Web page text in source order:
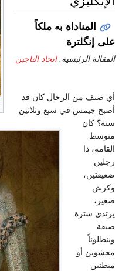
المناداة به ملكاً
على إنگلترة
المقالة الرئيسية:اتحاد التاجين
أي صنف من الرجال كان قد
أصبح جيمس في سبع وثلاثين
سنة؟ كان
متوسط
القامة، ذا
رجلين
ضعيفتين،
وكرش
صغير،
يرتدي سترة
ضيقة
وبنطلوناً
محشوين أو
مبطنين